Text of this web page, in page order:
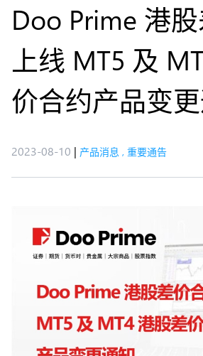
Doo Prime 港
上线 MT5 及
价合约​产品变
2023-08-10 | 产品消息 , 重要通告